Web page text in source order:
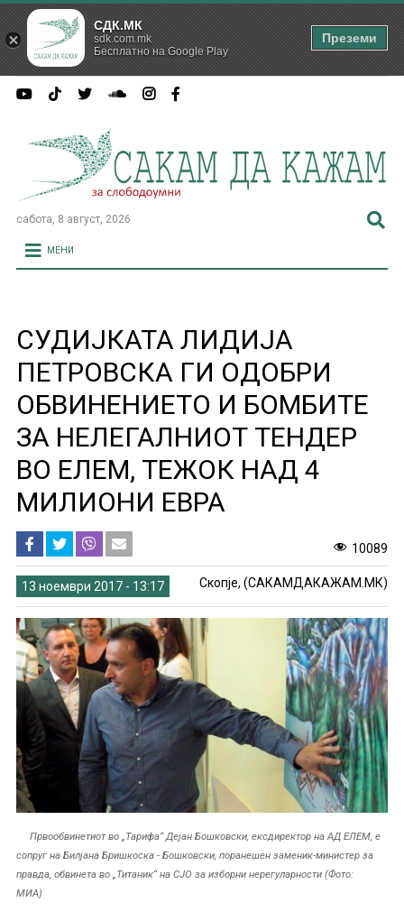
сабота, 8 август, 2026
МЕНИ
СУДИЈКАТА ЛИДИЈА
ПЕТРОВСКА ГИ ОДОБРИ
ОБВИНЕНИЕТО И БОМБИТЕ
ЗА НЕЛЕГАЛНИОТ ТЕНДЕР
ВО ЕЛЕМ, ТЕЖОК НАД 4
МИЛИОНИ ЕВРА
10089
13 ноември 2017 - 13:17 Скопје, (САКАМДАКАЖАМ.МК)
Првообвинетиот во „Тарифа“ Дејан Бошковски, ексдиректор на АД ЕЛЕМ, е
сопруг на Билјана Бришкоска - Бошковски, поранешен заменик-министер за
правда, обвинета во „Титаник“ на СЈО за изборни нерегуларности (Фото:
МИА)
СДК.МК
sdk.com.mk
Бесплатно на Google Play
Преземи